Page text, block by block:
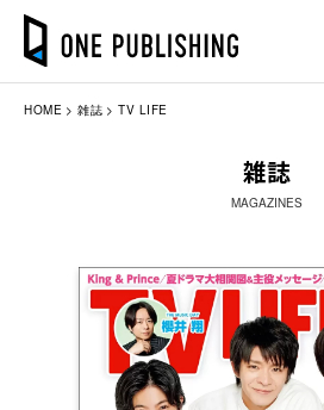
HOME 雑誌 TV LIFE
雑誌
MAGAZINES